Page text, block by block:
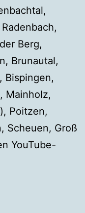
Berg,
Brunautal,
Bispingen,
Mainholz,
Poitzen,
Scheuen, Groß
YouTube-